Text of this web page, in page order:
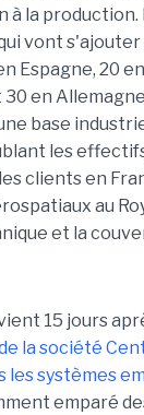
à la
vont s'ajouter
Espagne, 20
30 en
base
les
clients en
au
et la
15 jours
la société
les systèmes
emparé